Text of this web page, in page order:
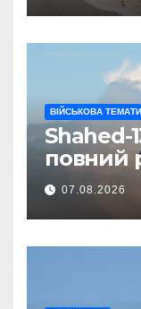
ВІЙСЬКОВА
Shahed-
повний
07.08.2026